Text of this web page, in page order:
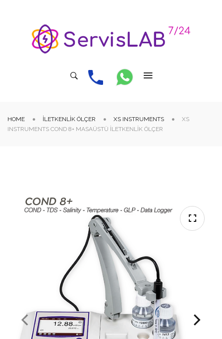
HOME İLETKENLIK ÖLÇER XS INSTRUMENTS
XS
INSTRUMENTS COND 8+ MASAÜSTÜ İLETKENLIK ÖLÇER